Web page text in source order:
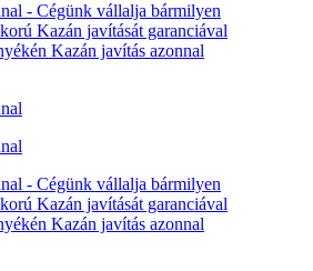
- Cégünk vállalja bármilyen
Kazán javítását garanciával
Kazán javítás azonnal
- Cégünk vállalja bármilyen
Kazán javítását garanciával
Kazán javítás azonnal